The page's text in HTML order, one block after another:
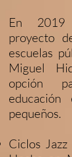
En 2019
proyecto
escuelas
Miguel
opción
pequeños.
Ciclos